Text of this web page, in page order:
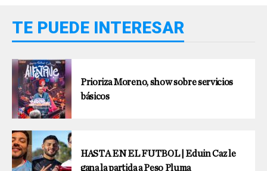
TE PUEDE INTERESAR
Prioriza Moreno, show sobre servicios
básicos
HASTA EN EL FUTBOL | Eduin Caz le
gana la partida a Peso Pluma